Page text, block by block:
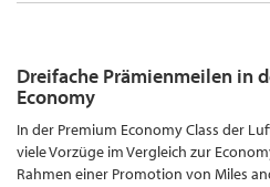
Dreifache Prämienmeilen in
Economy
In der Premium Economy Class der
viele Vorzüge im Vergleich zur
Rahmen einer Promotion von Miles